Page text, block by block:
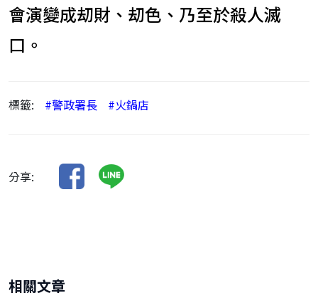
會演變成刧財、刧色、乃至於殺人滅
口。
標籤: #警政署長 #火鍋店
分享:
相關文章